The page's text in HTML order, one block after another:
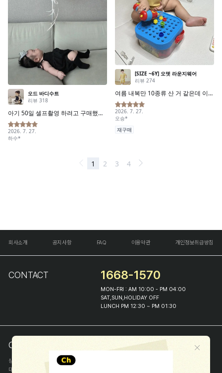
회사소개 공지사항 FAQ 이용약관 개인정보취급방침
CONTACT 1668-1570
MON-FRI : AM 10:00 - PM 04:00
SAT,SUN,HOLIDAY OFF
LUNCH PM 12:30 ~ PM 01:30
COMPANY INFO
상호
(주)해피프린스
대표